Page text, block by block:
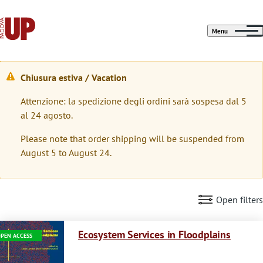
Menu
M
e
s
s
a
i
o
Chiusura estiva / Vacation
Attenzione: la spedizione degli ordini sarà sospesa dal 5
al 24 agosto.
Please note that order shipping will be suspended from
August 5 to August 24.
Open filters
ACCESS
Immagine Ecosystem Services in Floodplains